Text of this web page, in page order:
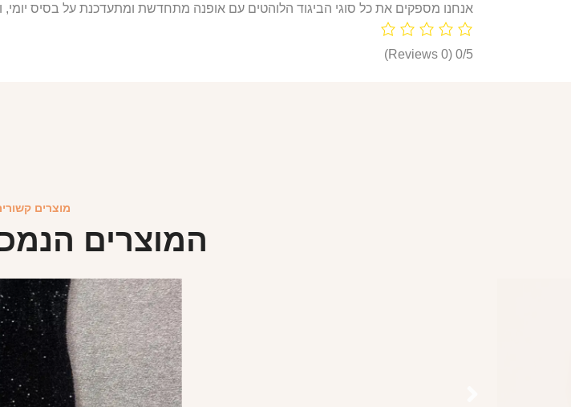
אנחנו מספקים את כל סוגי הביגוד הלוהטים עם אופנה מתחדשת ומתעדכנת על בסיס יומי,
0/5
(0 Reviews)
מוצרים
המוצרים